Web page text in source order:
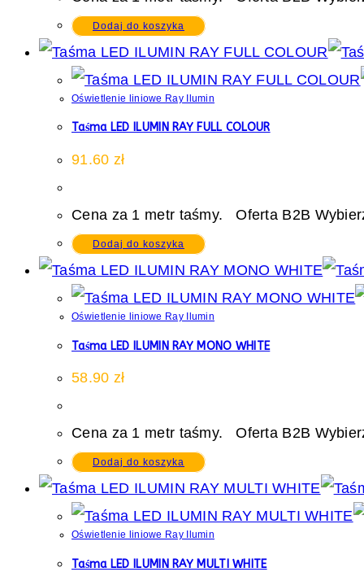
Dodaj do koszyka
Oświetlenie liniowe Ray Ilumin
Taśma LED ILUMIN RAY FULL COLOUR
91.60 zł
Cena za 1 metr taśmy. Oferta B2B
Dodaj do koszyka
Oświetlenie liniowe Ray Ilumin
Taśma LED ILUMIN RAY MONO WHITE
58.90 zł
Cena za 1 metr taśmy. Oferta B2B
Dodaj do koszyka
Oświetlenie liniowe Ray Ilumin
Taśma LED ILUMIN RAY MULTI WHITE